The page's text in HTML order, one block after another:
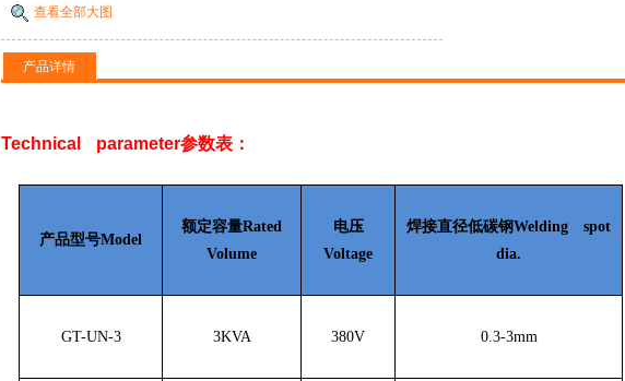
查看全部大图
产品详情
Technical parameter参数表：
产品型号Model
额定容量Rated
Volume
电压
Voltage
焊接直径低碳钢Welding spot
dia.
GT-UN-3 3KVA 380V 0.3-3mm